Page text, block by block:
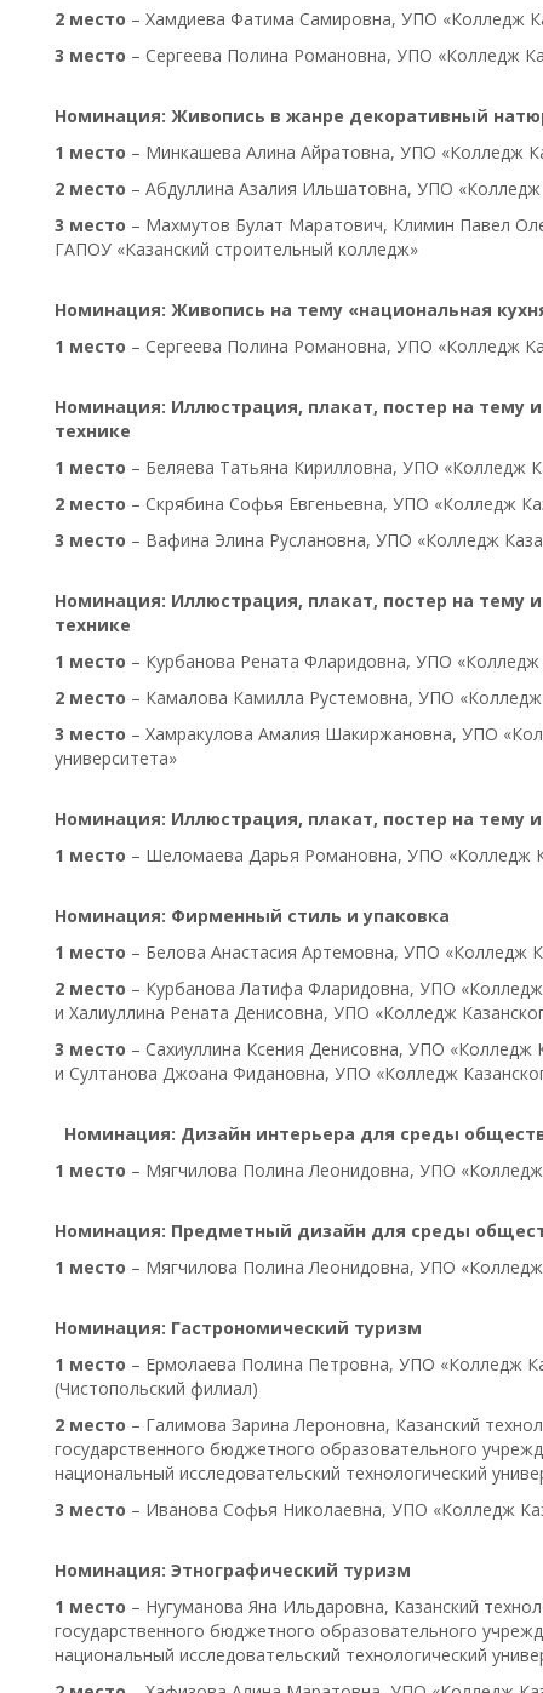
2 место – Хамдиева Фатима Самировна, УПО «Колледж
3 место – Сергеева Полина Романовна, УПО «Колледж
Номинация: Живопись в жанре декоративный
1 место – Минкашева Алина Айратовна, УПО «Колледж
2 место – Абдуллина Азалия Ильшатовна, УПО «Колледж
3 место – Махмутов Булат Маратович, Климин Павел
ГАПОУ «Казанский строительный колледж»
Номинация: Живопись на тему «национальная
1 место – Сергеева Полина Романовна, УПО «Колледж
Номинация: Иллюстрация, плакат, постер на тему
технике
1 место – Беляева Татьяна Кирилловна, УПО «Колледж
2 место – Скрябина Софья Евгеньевна, УПО «Колледж
3 место – Вафина Элина Руслановна, УПО «Колледж
Номинация: Иллюстрация, плакат, постер на тему
технике
1 место – Курбанова Рената Фларидовна, УПО «Колледж
2 место – Камалова Камилла Рустемовна, УПО «Колледж
3 место – Хамракулова Амалия Шакиржановна, УПО
университета»
Номинация: Иллюстрация, плакат, постер на тему
1 место – Шеломаева Дарья Романовна, УПО «Колледж
Номинация: Фирменный стиль и упаковка
1 место – Белова Анастасия Артемовна, УПО «Колледж
2 место – Курбанова Латифа Фларидовна, УПО «Колледж
и Халиуллина Рената Денисовна, УПО «Колледж
3 место – Сахиуллина Ксения Денисовна, УПО «Колледж
и Султанова Джоана Фидановна, УПО «Колледж
Номинация: Дизайн интерьера для среды
1 место – Мягчилова Полина Леонидовна, УПО «Колледж
Номинация: Предметный дизайн для среды
1 место – Мягчилова Полина Леонидовна, УПО «Колледж
Номинация: Гастрономический туризм
1 место – Ермолаева Полина Петровна, УПО «Колледж
(Чистопольский филиал)
2 место – Галимова Зарина Лероновна, Казанский
государственного бюджетного образовательного
национальный исследовательский технологический
3 место – Иванова Софья Николаевна, УПО «Колледж
Номинация: Этнографический туризм
1 место – Нугуманова Яна Ильдаровна, Казанский
государственного бюджетного образовательного
национальный исследовательский технологический